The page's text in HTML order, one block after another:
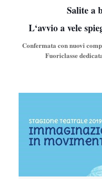
Salite a
L‘avvio a vele
Confermata con nuovi
Fuoriclasse